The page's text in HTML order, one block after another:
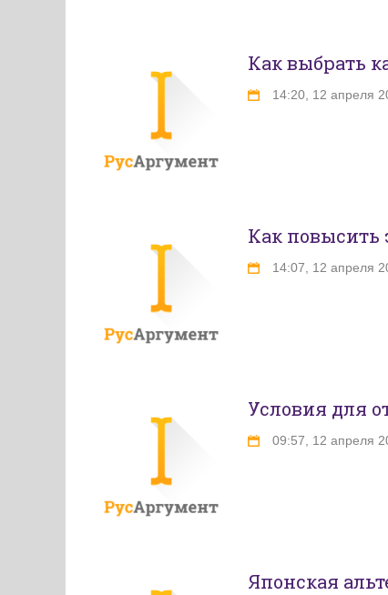
Как выбрать
14:20, 12 апреля
Как повысить
14:07, 12 апреля
Условия для
09:57, 12 апреля
Японская